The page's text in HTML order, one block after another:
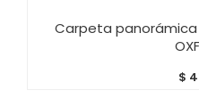
Carpeta
$